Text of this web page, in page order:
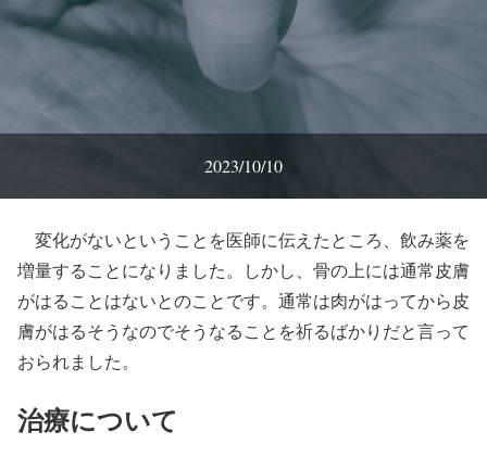
2023/10/10
変化がないということを医師に伝えたところ、飲み薬を
増量することになりました。しかし、骨の上には通常皮膚
がはることはないとのことです。通常は肉がはってから皮
膚がはるそうなのでそうなることを祈るばかりだと言って
おられました。
治療について